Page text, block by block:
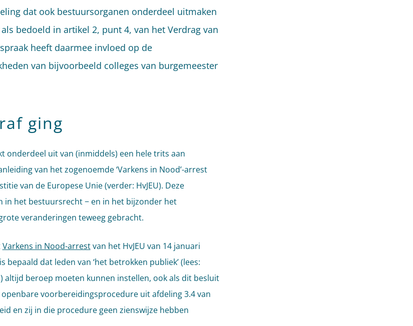
dat ook bestuursorganen onderdeel uitmaken
als bedoeld in artikel 2, punt 4, van het Verdrag van
heeft daarmee invloed op de
van bijvoorbeeld colleges van burgemeester
ging
onderdeel uit van (inmiddels) een hele trits aan
van het zogenoemde ‘Varkens in Nood’-arrest
van de Europese Unie (verder: HvJEU). Deze
in het bestuursrecht − en in het bijzonder het
veranderingen teweeg gebracht.
Varkens in Nood-arrestvan het HvJEU van 14 januari
bepaald dat leden van ‘het betrokken publiek’ (lees:
altijd beroep moeten kunnen instellen, ook als dit besluit
voorbereidingsprocedure uit afdeling 3.4 van
en zij in die procedure geen zienswijze hebben